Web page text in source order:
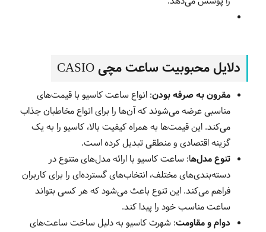
دلایل محبوبیت ساعت مچی CASIO
مقرون به صرفه بودن: انواعساعت‌ کاسیو با قیمت‌های
مناسبی عرضه می‌شوند که آن‌ها را برای انواع مخاطبان جذاب
می‌کند. این قیمت‌ها به همراه کیفیت بالا، کاسیو را به یک
گزینه اقتصادی و منطقی تبدیل کرده است.
تنوع مدل‌ها: ساعتکاسیو با ارائه مدل‌های متنوع در
دسته‌بندی‌های مختلف، انتخاب‌های گسترده‌ای را برای کاربران
فراهم می‌کند. این تنوع باعث می‌شود که هر کسی بتواند
ساعت مناسب خود را پیدا کند.
دوام و مقاومت: شهرت کاسیو به دلیل ساخت ساعت‌های